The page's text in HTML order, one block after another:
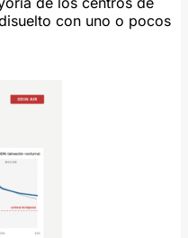
con uno o pocos